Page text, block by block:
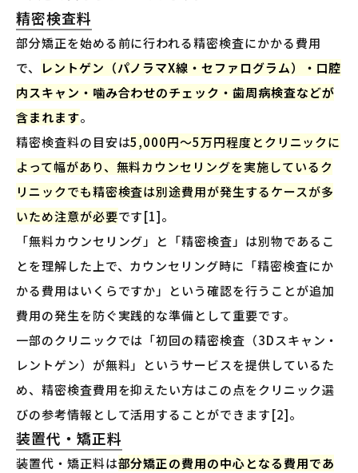
精密検査料
部分矯正を始める前に行われる精密検査にかかる費用
で、
レントゲン（パノラマX線・セファログラム）・口腔
内スキャン・噛み合わせのチェック・歯周病検査などが
含まれます。
精密検査料の目安は5,000円〜5万円程度とクリニックに
よって幅があり、無料カウンセリングを実施しているク
リニックでも精密検査は別途費用が発生するケースが多
いため注意が必要です[1]。
「無料カウンセリング」と「精密検査」は別物であるこ
とを理解した上で、カウンセリング時に「精密検査にか
かる費用はいくらですか」という確認を行うことが追加
費用の発生を防ぐ実践的な準備として重要です。
一部のクリニックでは「初回の精密検査（3Dスキャン・
レントゲン）が無料」というサービスを提供しているた
め、精密検査費用を抑えたい方はこの点をクリニック選
びの参考情報として活用することができます[2]。
装置代・矯正料
装置代・矯正料は部分矯正の費用の中心となる費用であ